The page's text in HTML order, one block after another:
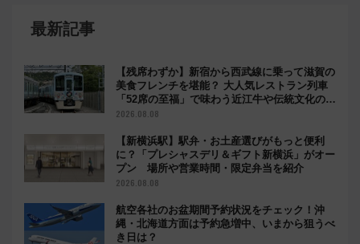
最新記事
【残席わずか】新宿から西武線に乗って滋賀の
美食フレンチを堪能？ 大人気レストラン列車
「52席の至福」で味わう近江牛や伝統文化の特
別コラボ
2026.08.08
【新横浜駅】駅弁・お土産選びがもっと便利
に？「プレシャスデリ＆ギフト新横浜」がオー
プン 場所や営業時間・限定弁当を紹介
2026.08.08
航空各社のお盆期間予約状況をチェック！沖
縄・北海道方面は予約急増中、いまから狙うべ
き日は？